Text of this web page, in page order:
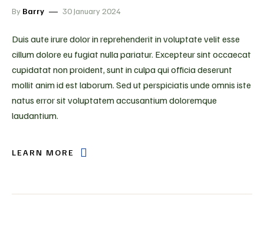
By Barry 30 January 2024
Duis aute irure dolor in reprehenderit in voluptate velit esse
cillum dolore eu fugiat nulla pariatur. Excepteur sint occaecat
cupidatat non proident, sunt in culpa qui officia deserunt
mollit anim id est laborum. Sed ut perspiciatis unde omnis iste
natus error sit voluptatem accusantium doloremque
laudantium.
LEARN MORE